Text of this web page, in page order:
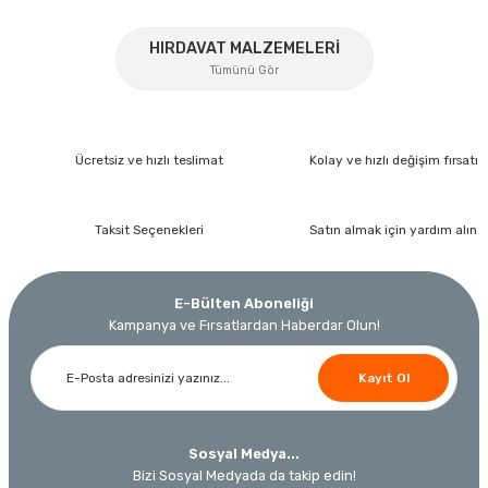
İzeltaş
Bosch Ölçme
Bosch GLM 40 Lazerli Uzaklık Ölçer-Lazer Metre 40Mt
Ücretsiz Nakliye
3.000,00 TL
Demiriz DCP-3 Bakır Boru Kaynak Makinesi 3 kVA
Ücretsiz Nakliye
HIRDAVAT MALZEMELERİ
Tümünü Gör
Nora Mıknatıslı Su Terazisi 40 Cm
Ücretsiz Nakliye
Ücretsiz ve hızlı teslimat Kolay ve hızlı değişim fırsatı
Taksit Seçenekleri Satın almak için yardım alın
E-Bülten Aboneliği
Kampanya ve Fırsatlardan Haberdar Olun!
Kayıt Ol
Sosyal Medya...
Bizi Sosyal Medyada da takip edin!